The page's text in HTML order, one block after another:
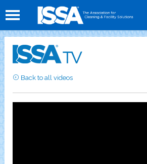
Back to all videos